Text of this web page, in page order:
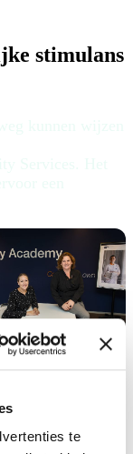
te
stimulans
elke dag nauw
waar zij
of